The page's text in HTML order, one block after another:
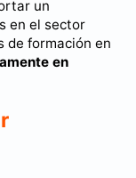
un
en el sector
de formación en
en